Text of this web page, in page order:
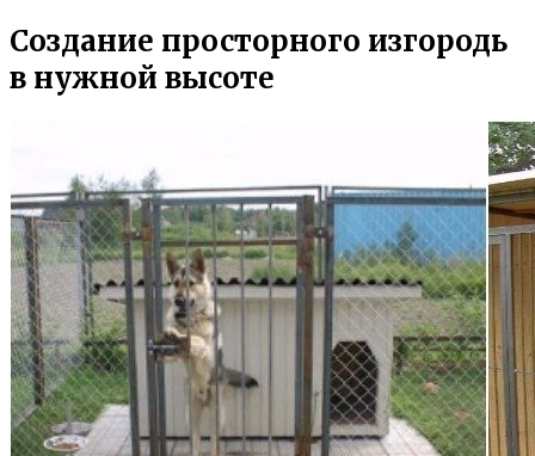
Создание просторного изгородь
в нужной высоте